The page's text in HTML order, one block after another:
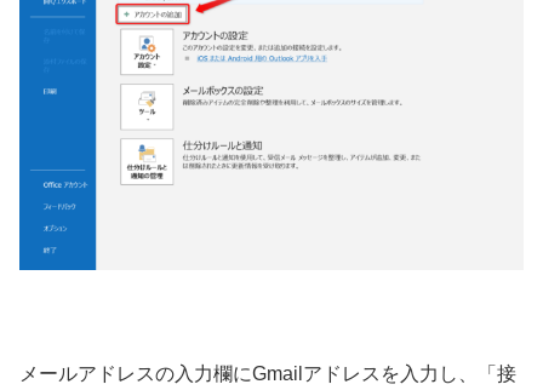
メールアドレスの入力欄にGmailアドレスを入力し、「接